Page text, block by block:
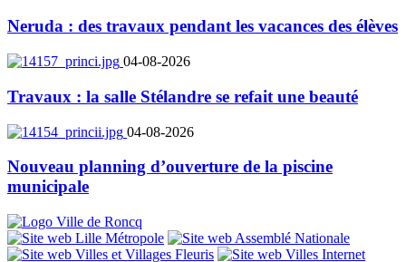
Neruda : des travaux pendant les vacances des élèves
04-08-2026
Travaux : la salle Stélandre se refait une beauté
04-08-2026
Nouveau planning d’ouverture de la piscine
municipale